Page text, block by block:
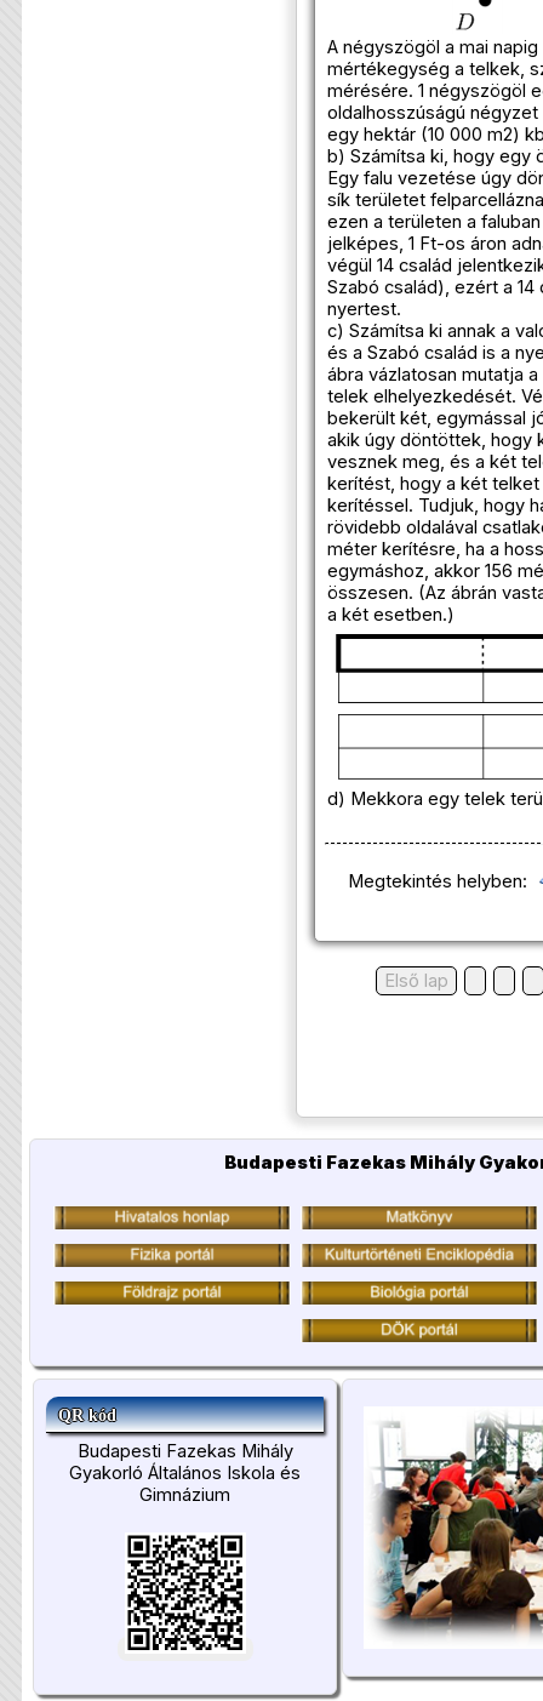
A négyszögöl a mai
mértékegység a telkek,
mérésére. 1 négyszögöl
oldalhosszúságú
egy hektár (10 000 m2)
b) Számítsa ki, hogy egy
Egy falu vezetése úgy
sík területet
ezen a területen a
jelképes, 1 Ft-os áron
végül 14 család
Szabó család), ezért a 14
nyertest.
c) Számítsa ki annak a
és a Szabó család is a
ábra vázlatosan mutatja
telek elhelyezkedését.
bekerült két, egymással
akik úgy döntöttek, hogy
vesznek meg, és a két
kerítést, hogy a két
kerítéssel. Tudjuk, hogy
rövidebb oldalával
méter kerítésre, ha a
egymáshoz, akkor 156
összesen. (Az ábrán
a két esetben.)
d) Mekkora egy telek
Megtekintés helyben:
Első lap
Budapesti Fazekas Mihály
QR kód
Budapesti Fazekas Mihály
Gyakorló Általános Iskola és
Gimnázium